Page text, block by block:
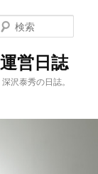
営日誌
沢泰秀の日誌。
索